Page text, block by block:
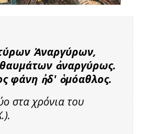
Ἀναργύρων,
ἀναργύρως.
φάνη ἠδ' ὁμόαθλος.
στα χρόνια του